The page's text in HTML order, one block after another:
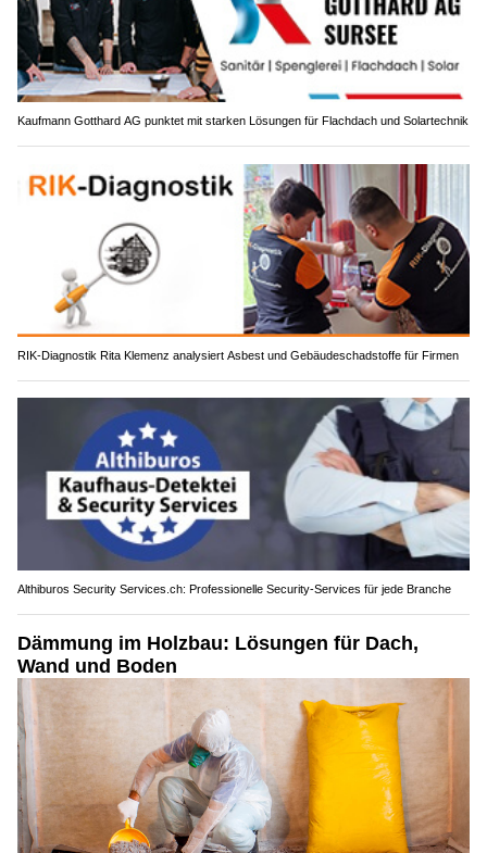
Kaufmann Gotthard AG punktet mit starken Lösungen für Flachdach und Solartechnik
RIK-Diagnostik Rita Klemenz analysiert Asbest und Gebäudeschadstoffe für Firmen
Althiburos Security Services.ch: Professionelle Security-Services für jede Branche
Dämmung im Holzbau: Lösungen für Dach,
Wand und Boden